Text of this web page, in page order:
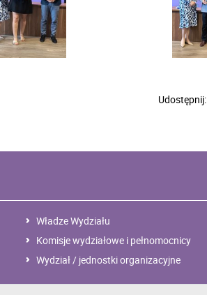
Udostępnij:
Władze Wydziału
Komisje wydziałowe i pełnomocnicy
Wydział / jednostki organizacyjne